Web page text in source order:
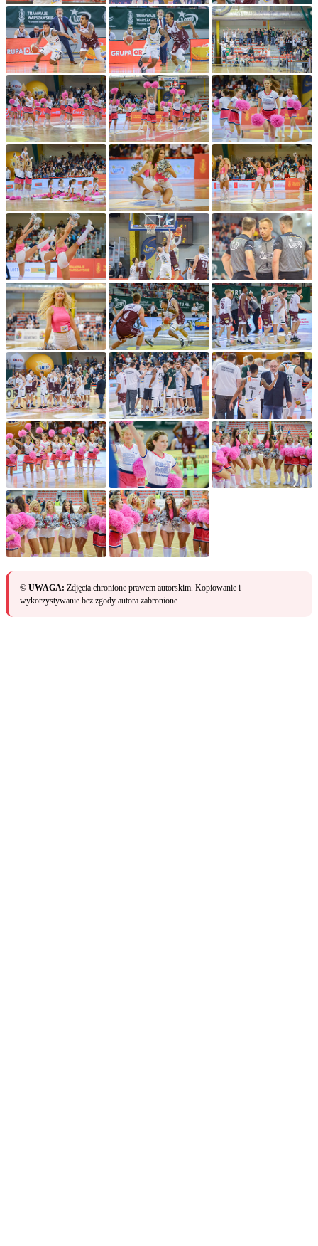
© UWAGA: Zdjęcia chronione prawem autorskim. Kopiowanie i
wykorzystywanie bez zgody autora zabronione.